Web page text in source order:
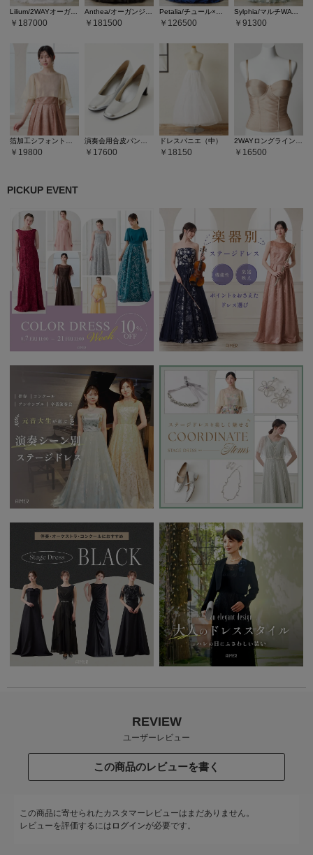
Lilium/2WAYオーガンジー×ラメグリッターロングドレス
187000
Anthea/オーガンジー×フラワープリント・ラメフロッキーロングドレス
181500
Petalia/チュール×ラメグリッター肩山付ロングドレス
126500
Sylphia/マルチWAYチュール×箔加工ロングドレス
91300
19800 17600
ドレスパニエ（中）
18150 16500
PICKUP EVENT
REVIEW
ユーザーレビュー
この商品のレビューを書く
この商品に寄せられたカスタマーレビューはまだありません。
レビューを評価するには ログインが必要です。